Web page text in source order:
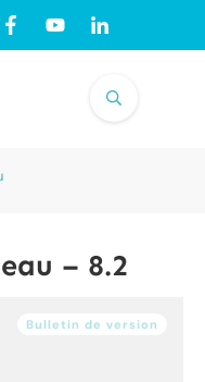
– 8.2
Bulletin de version